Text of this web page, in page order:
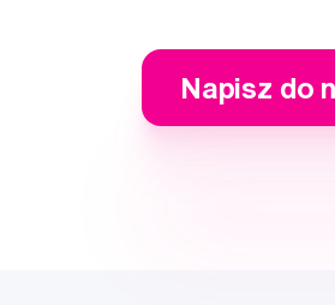
Napisz do